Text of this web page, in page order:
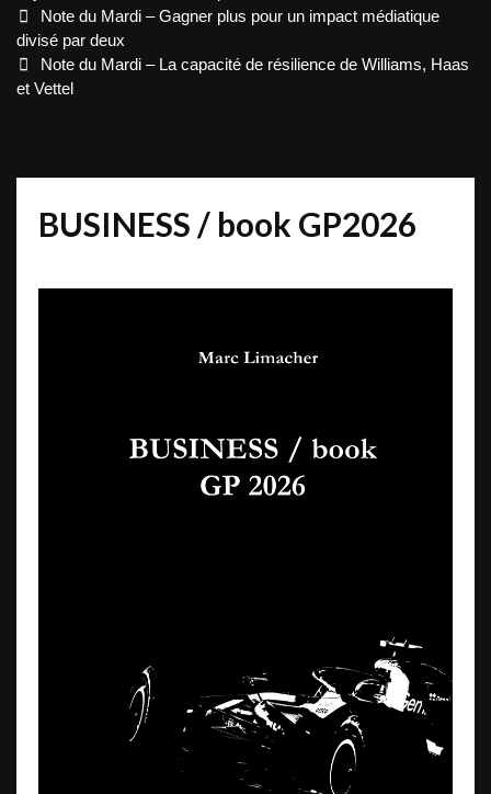
Post
navigation
Note du Mardi – Gagner plus pour un impact médiatique
divisé par deux
Note du Mardi – La capacité de résilience de Williams, Haas
et Vettel
BUSINESS / book GP2026